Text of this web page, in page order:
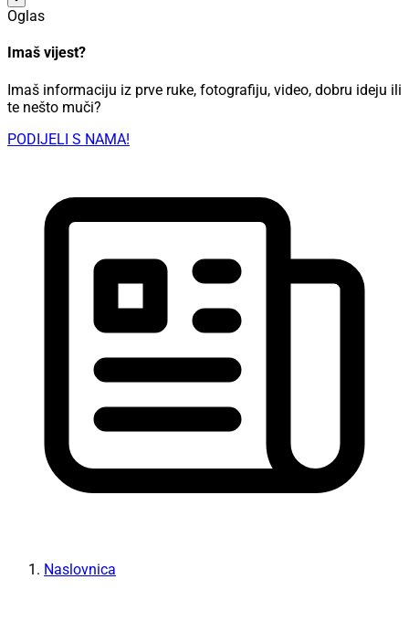
Oglas
Imaš vijest?
Imaš informaciju iz prve ruke, fotografiju, video, dobru ideju ili
te nešto muči?
PODIJELI S NAMA!
Naslovnica